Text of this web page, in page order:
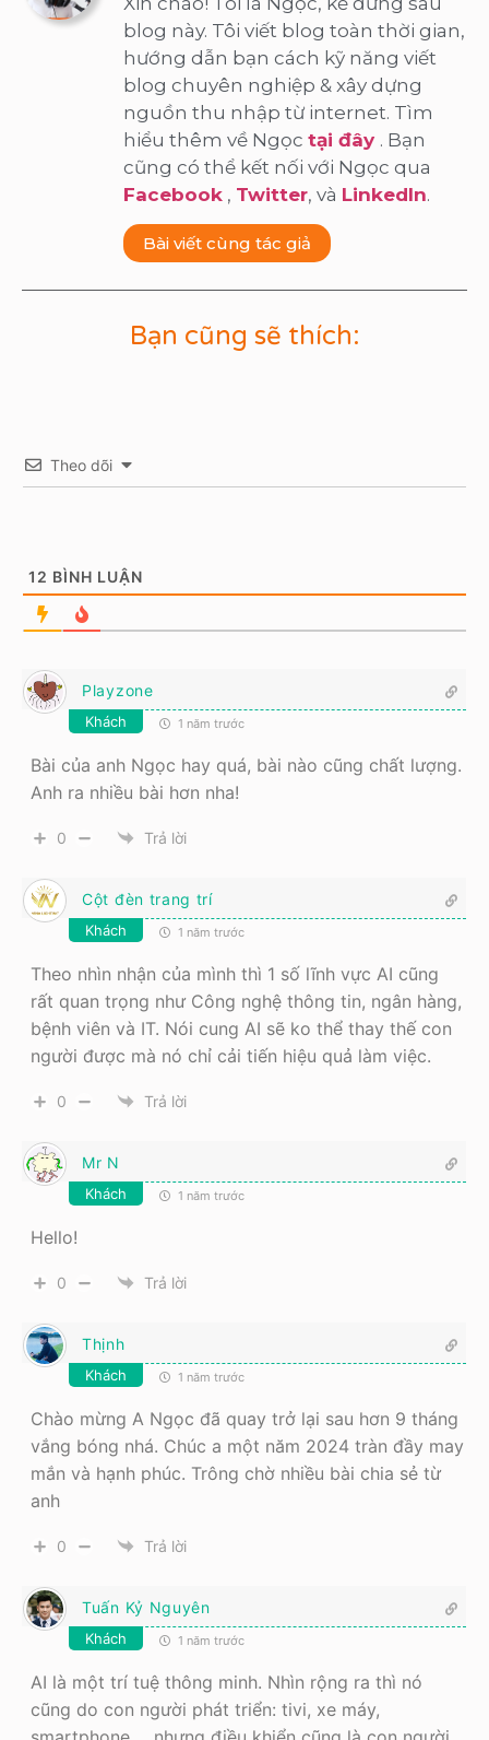
blog này. Tôi viết blog toàn thời gian,
hướng dẫn bạn cách kỹ năng viết
blog chuyên nghiệp & xây dựng
nguồn thu nhập từ internet. Tìm
hiểu thêm về Ngọc tại đây . Bạn
cũng có thể kết nối với Ngọc qua
Facebook , Twitter, và LinkedIn.
Bài viết cùng tác giả
Bạn cũng sẽ thích:
Theo dõi
12 BÌNH LUẬN
Playzone
Khách 1 năm trước
Bài của anh Ngọc hay quá, bài nào cũng chất lượng.
Anh ra nhiều bài hơn nha!
0 Trả lời
Cột đèn trang trí
Khách 1 năm trước
Theo nhìn nhận của mình thì 1 số lĩnh vực AI cũng
rất quan trọng như Công nghệ thông tin, ngân hàng,
bệnh viên và IT. Nói cung AI sẽ ko thể thay thế con
người được mà nó chỉ cải tiến hiệu quả làm việc.
0 Trả lời
Mr N
Khách 1 năm trước
Hello!
0 Trả lời
Thịnh
Khách 1 năm trước
Chào mừng A Ngọc đã quay trở lại sau hơn 9 tháng
vắng bóng nhá. Chúc a một năm 2024 tràn đầy may
mắn và hạnh phúc. Trông chờ nhiều bài chia sẻ từ
anh
0 Trả lời
Tuấn Kỷ Nguyên
Khách 1 năm trước
AI là một trí tuệ thông minh. Nhìn rộng ra thì nó
cũng do con người phát triển: tivi, xe máy,